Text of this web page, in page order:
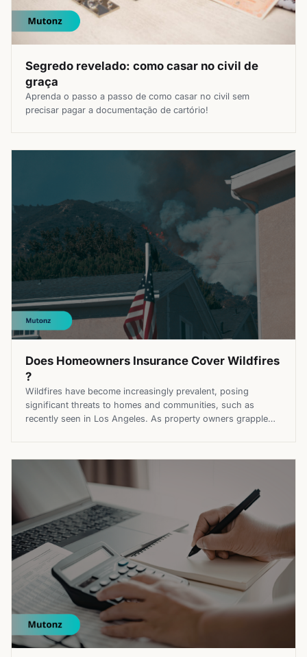
Segredo revelado: como casar no civil de
graça
Aprenda o passo a passo de como casar no civil sem
precisar pagar a documentação de cartório!
Does Homeowners Insurance Cover Wildfires​
?
Wildfires have become increasingly prevalent, posing
significant threats to homes and communities, such as
recently seen in Los Angeles. As property owners grapple
Homeowners insurance is a contract between a homeowner
and an insurance company that provides financial protection